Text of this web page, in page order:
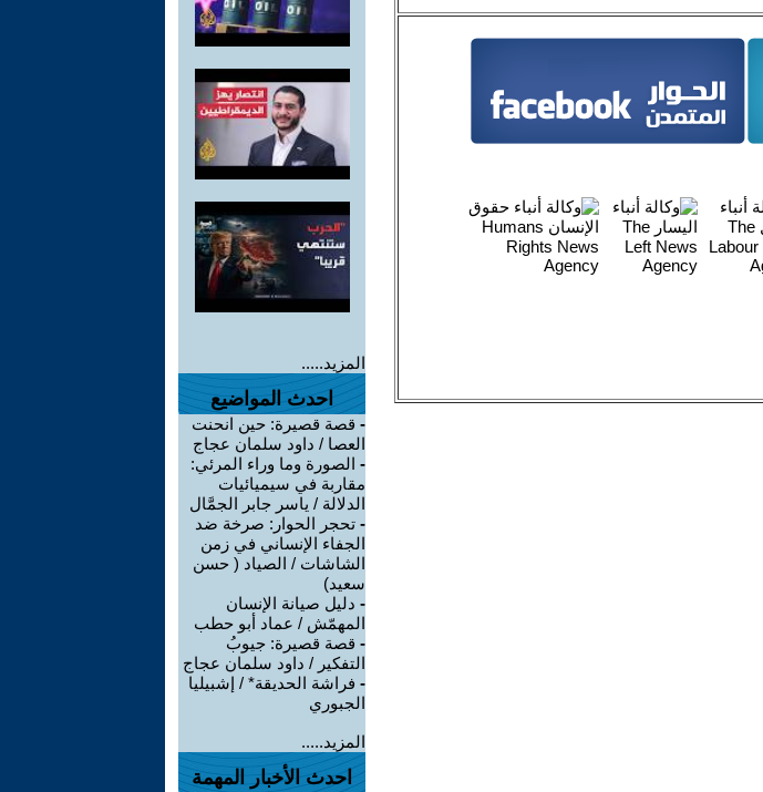
المزيد.....
احدث المواضيع
- قصة قصيرة: حين انحنت
العصا / داود سلمان عجاج
- الصورة وما وراء المرئي:
مقاربة في سيميائيات
الدلالة / ياسر جابر الجمَّال
- تحجر الحوار: صرخة ضد
الجفاء الإنساني في زمن
الشاشات / الصياد ‏( حسن
سعيد‏)
- دليل صيانة الإنسان
المهمّش / عماد أبو حطب
- قصة قصيرة: جيوبُ
التفكير / داود سلمان عجاج
- فراشة الحديقة* / إشبيليا
الجبوري
المزيد.....
احدث الأخبار المهمة